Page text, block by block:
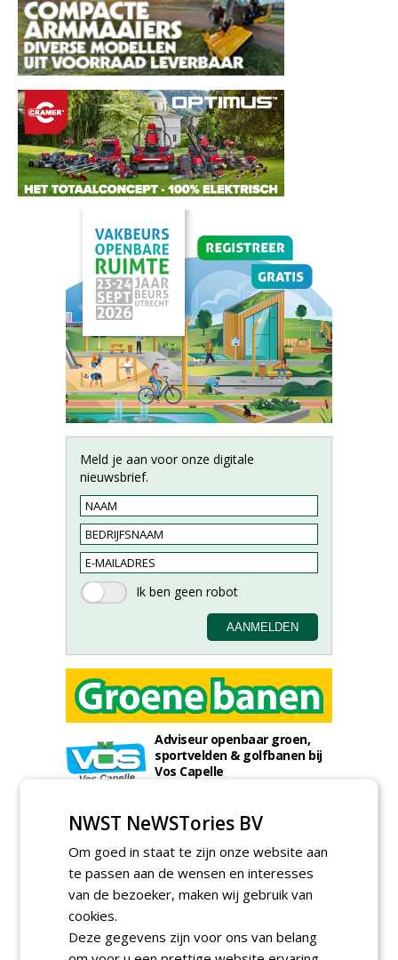
Meld je aan voor onze digitale
nieuwsbrief.
Adviseur openbaar groen,
sportvelden & golfbanen bij
Vos Capelle
bij Dabekausen
Projectcoördinator milieu en
saneringen JdB groep
30-06-2026, Hoofddorp
Werkvoorbereider /
calculator Groendaken bij
NWST NeWSTories BV
Om goed in staat te zijn onze website aan
te passen aan de wensen en interesses
van de bezoeker, maken wij gebruik van
cookies.
Deze gegevens zijn voor ons van belang